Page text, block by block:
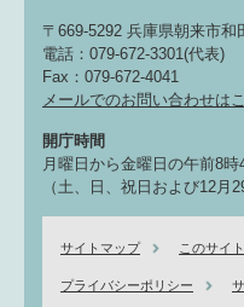
〒669-5292 兵庫県朝来市和
電話：079-672-3301(代表)
Fax：079-672-4041
メールでのお問い合わせは
開庁時間
月曜日から金曜日の午前8
（土、日、祝日および12月
サイトマップ このサイ
プライバシーポリシー